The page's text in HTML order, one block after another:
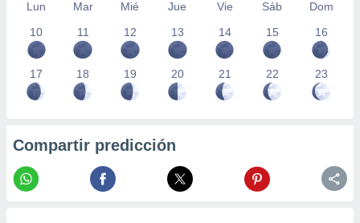
Lun Mar Mié Jue Vie Sáb
Dom
10
11 12 13 14 15 16
17 18 19 20 21 22 23
Compartir predicción